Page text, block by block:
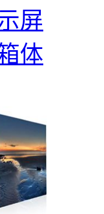
屏
体